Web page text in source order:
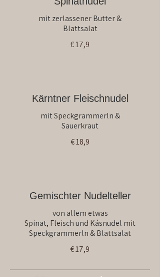
mit zerlassener Butter &
Blattsalat
€ 17,9
Kärntner Fleischnudel
mit Speckgrammerln &
Sauerkraut
€ 18,9
Gemischter Nudelteller
von allem etwas
Spinat, Fleisch und Kásnudel mit
Speckgrammerln & Blattsalat
€ 17,9